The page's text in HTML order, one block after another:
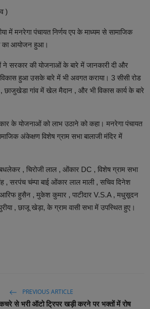
)
में मनरेगा पंचायत निर्णय एप के माध्यम से सामाजिक
का आयोजन हुआ।
ने सरकार की योजनाओं के बारे में जानकारी दी और
विकास हुआ उसके बारे में भी अवगत कराया। 3 सीसी रोड
छाजुखेडा गांव में खेल मैदान , और भी विकास कार्य के बारे
के योजनाओं को लाभ उठाने को कहा। मनरेगा पंचायत
अंकेक्षण विशेष ग्राम सभा बालाजी मंदिर में
, चिरोजी लाल , ओंकार DC , विशेष ग्राम सभा
, सरपंच चंम्पा बाई ओंकार लाल माली , सचिव दिनेश
आरिफ हुसैन , मुकेश कुमार , पाटीदार V.S.A , मधुसूदन
, छाजू खेड़ा, के ग्राम वासी सभा में उपस्थित हुए।
PREVIOUS ARTICLE
से भरी ऑटो ट्रिपर खड़ी करने पर भक्तों में रोष